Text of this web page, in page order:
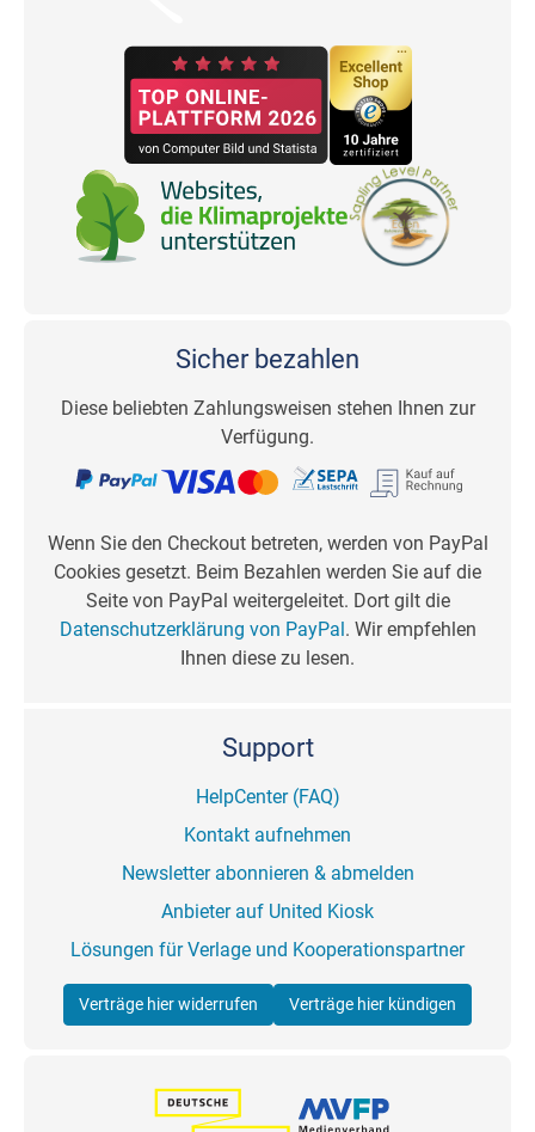
Sicher bezahlen
Diese beliebten Zahlungsweisen stehen Ihnen zur
Verfügung.
Wenn Sie den Checkout betreten, werden von PayPal
Cookies gesetzt. Beim Bezahlen werden Sie auf die
Seite von PayPal weitergeleitet. Dort gilt die
Datenschutzerklärung von PayPal . Wir empfehlen
Ihnen diese zu lesen.
Support
HelpCenter (FAQ)
Kontakt aufnehmen
Newsletter abonnieren & abmelden
Anbieter auf United Kiosk
Lösungen für Verlage und Kooperationspartner
Verträge hier widerrufen Verträge hier kündigen